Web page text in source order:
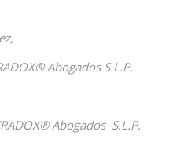
Abogados S.L.P.
Abogados S.L.P.